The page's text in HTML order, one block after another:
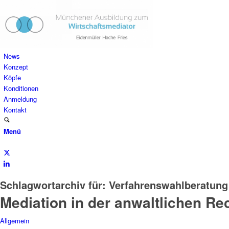
News
Konzept
Köpfe
Konditionen
Anmeldung
Kontakt
Menü
Schlagwortarchiv für: Verfahrenswahlberatung
Mediation in der anwaltlichen
Allgemein